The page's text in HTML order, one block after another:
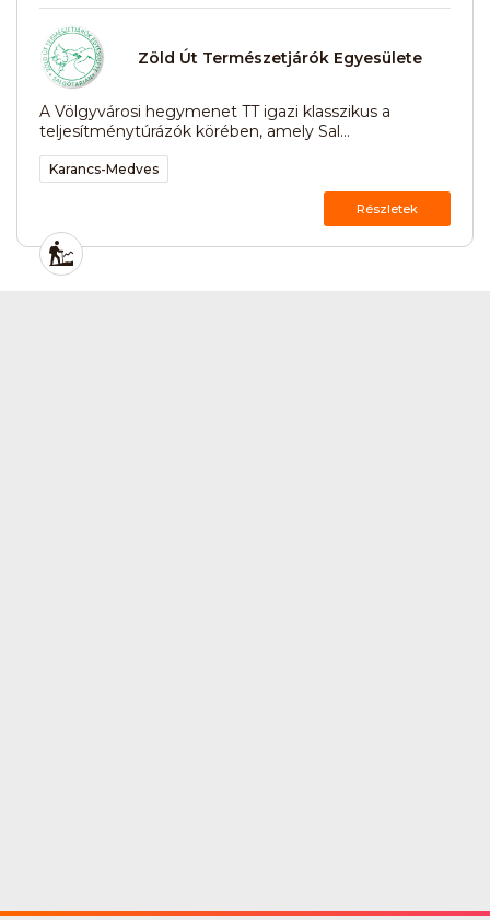
Zöld Út Természetjárók Egyesülete
A Völgyvárosi hegymenet TT igazi klasszikus a
teljesítménytúrázók körében, amely Sal...
Karancs-Medves
Részletek